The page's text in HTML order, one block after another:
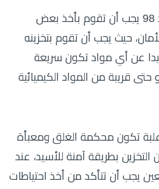
عند تخزين الاسيد المجعد 98 يجب أن تقوم بأخذ بعض
حيث يجب أن تقوم بتخزينه
عن أي مواد تكون سريعة
حتى قريبة من المواد الكيميائية
تكون محكمة الغلق ومعبأة
بطريقة آمنة للأسيد، عند
يجب أن تتأكد من أخذ احتياطات